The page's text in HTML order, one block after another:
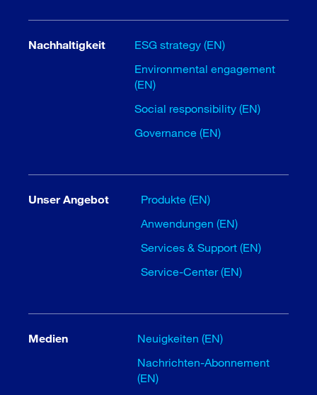
Nachhaltigkeit
ESG strategy (EN)
Environmental engagement
(EN)
Social responsibility (EN)
Governance (EN)
Unser Angebot
Produkte (EN)
Anwendungen (EN)
Services & Support (EN)
Service-Center (EN)
Medien
Neuigkeiten (EN)
Nachrichten-Abonnement
(EN)